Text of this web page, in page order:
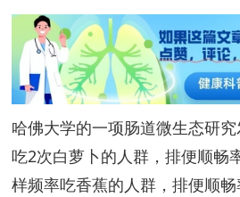
哈佛大学的一项肠道微生态研
吃2次白萝卜的人群，排便顺畅
样频率吃香蕉的人群，排便顺